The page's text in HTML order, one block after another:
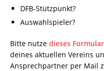
DFB-Stützpunkt?
Auswahlspieler?
Bitte nutze dieses Formular
deines aktuellen Vereins
Ansprechpartner per Mail